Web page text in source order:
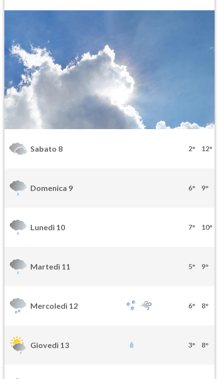
Sabato 8 2° 12°
Domenica 9 6° 9°
Lunedì 10 7° 10°
Martedì 11 5° 9°
Mercoledì 12 6° 8°
Giovedì 13 3° 8°